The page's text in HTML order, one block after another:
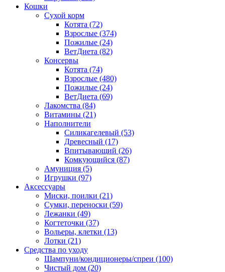
Кошки
Сухой корм
Котята (72)
Взрослые (374)
Пожилые (24)
ВетДиета (82)
Консервы
Котята (74)
Взрослые (480)
Пожилые (24)
ВетДиета (69)
Лакомства (84)
Витамины (21)
Наполнители
Силикагелевый (53)
Древесный (17)
Впитывающий (26)
Комкующийся (87)
Амуниция (5)
Игрушки (97)
Аксессуары
Миски, поилки (21)
Сумки, переноски (59)
Лежанки (49)
Когтеточки (37)
Вольеры, клетки (13)
Лотки (21)
Средства по уходу
Шампуни/кондиционеры/спреи (100)
Чистый дом (20)